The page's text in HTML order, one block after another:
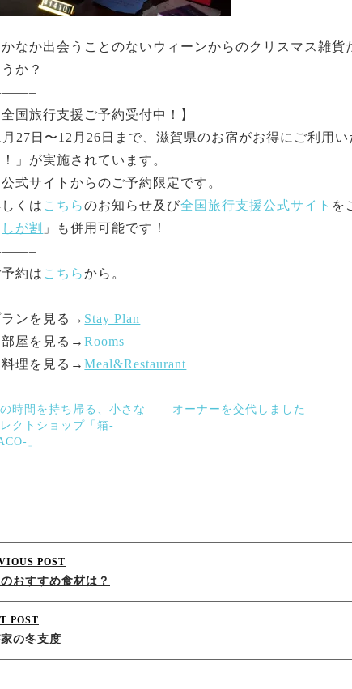
かなか出会うことのないウィーンからのクリスマス雑貨
うか？
全国旅行支援ご予約受付中！】
月27日〜12月26日まで、滋賀県のお宿がお得にご利用
！」が実施されています。
式サイトからのご予約限定です。
くは こちらのお知らせ及び全国旅行支援公式サイト を
しが割 」も併用可能です！
予約は こちらから。
ランを見る→ Stay Plan
部屋を見る→Rooms
料理を見る→Meal&Restaurant
時間を持ち帰る、小さな
クトショップ「箱-
」
オーナーを交代しました
POST
おすすめ食材は？
POST
の冬支度